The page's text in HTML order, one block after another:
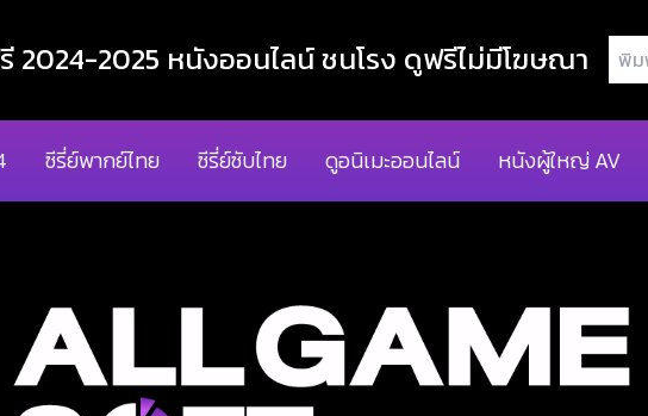
2024-2025 หนังออนไลน์ ชนโรง ดูฟรีไม่มีโฆษณา
พิมพ์
ชื่อ
ย์...
ซีรี่ย์พากย์ไทย ซีรี่ย์ซับไทย ดูอนิเมะออนไลน์ หนังผู้ใหญ่ AV